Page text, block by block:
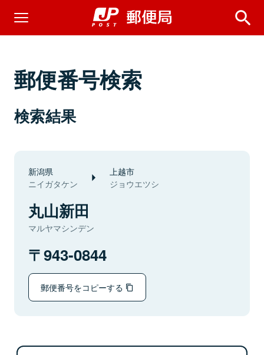
郵便番号検索
検索結果
新潟県
ニイガタケン
上越市
ジョウエツシ
丸山新田
マルヤマシンデン
943-0844
郵便番号をコピーする